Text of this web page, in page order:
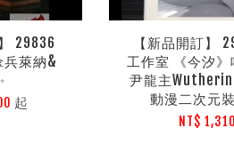
29836
萊納&
起
【新品開訂】
工作室 《今汐》
尹龍主
動漫二次元
NT$ 1,310